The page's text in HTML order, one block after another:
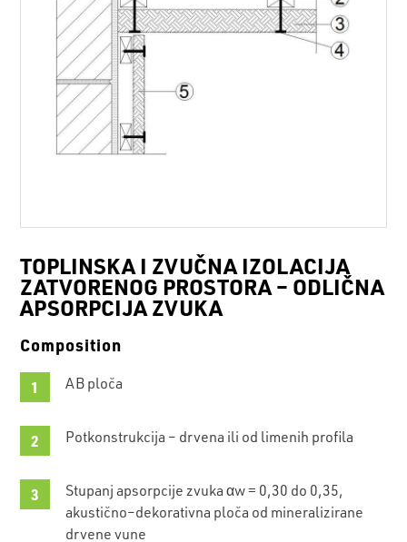
TOPLINSKA I ZVUČNA IZOLACIJA
ZATVORENOG PROSTORA – ODLIČNA
APSORPCIJA ZVUKA
Composition
AB ploča
Potkonstrukcija – drvena ili od limenih profila
Stupanj apsorpcije zvuka αw = 0,30 do 0,35,
akustično–dekorativna ploča od mineralizirane
drvene vune